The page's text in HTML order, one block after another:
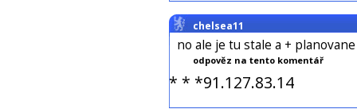
chelsea11
no ale je tu stale a +
odpověz na tento komentář
* * *91.127.83.14